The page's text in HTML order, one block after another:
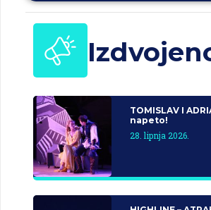
TOMISLAV I
napeto!
28. lipnja 2026.